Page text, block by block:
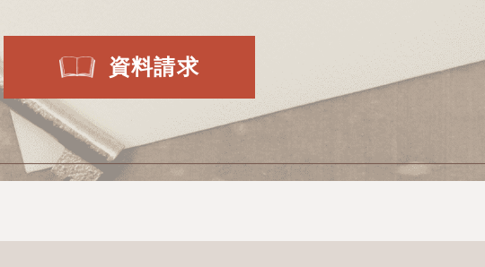
資料請求